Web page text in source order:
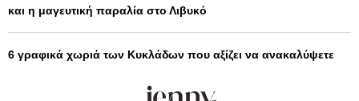
και η μαγευτική παραλία στο Λιβυκό
6 γραφικά χωριά των Κυκλάδων που αξίζει να ανακαλύψετε